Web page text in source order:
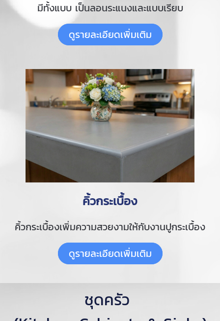
มีทั้งแบบ เป็นลอนระแนงและแบบเรียบ
ดูรายละเอียดเพิ่มเติม
คิ้วกระเบื้อง
คิ้วกระเบื้องเพิ่มความสวยงามให้กับงานปูกระเบื้อง
ดูรายละเอียดเพิ่มเติม
ชุดครัว